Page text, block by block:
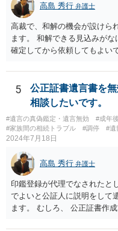
高島 秀行 弁護士
高裁で、和解の機会が設けら
ます。 和解できる見込みが
確定してから依頼してもよい
5
公正証書遺言書を
相談したいです。
#遺言の真偽鑑定・遺言無効 #成年
#家族間の相続トラブル
#調停 #遺
2024年7月18日
高島 秀行 弁護士
印鑑登録が代理でなされたと
でよいと公証人に説明をして
ます。 むしろ、 公正証書作